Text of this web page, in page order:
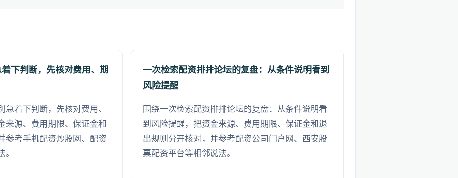
下判断，先核对费用、期
急着下判断，先核对费用、
来源、费用期限、保证金和
参考手机配资炒股网、配资
。
一次检索配资排排论坛的复盘：从条件说明看到
风险提醒
围绕一次检索配资排排论坛的复盘：从条件说明看
到风险提醒，把资金来源、费用期限、保证金和退
出规则分开核对，并参考配资公司门户网、西安股
票配资平台等相邻说法。